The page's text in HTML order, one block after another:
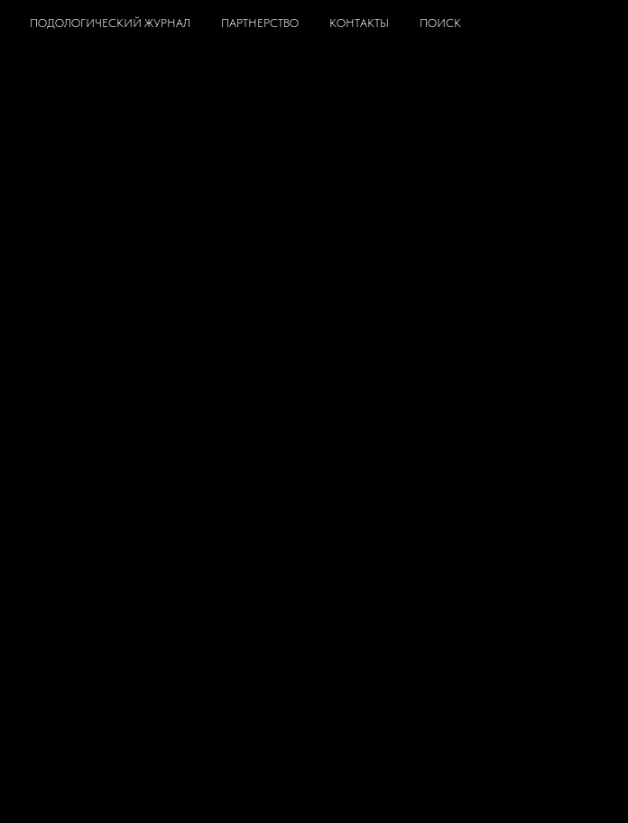
ПОДОЛОГИЧЕСКИЙ ЖУРНАЛ ПАРТНЕРСТВО КОНТАКТЫ ПОИСК